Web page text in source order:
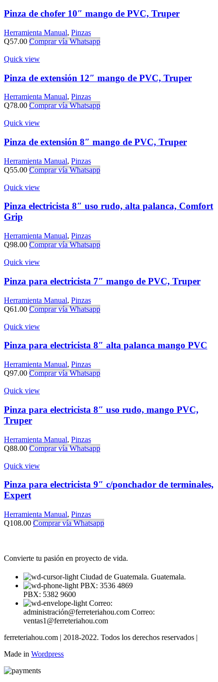
Pinza de chofer 10″ mango de PVC, Truper
Herramienta Manual, Pinzas
Q57.00 Comprar vía Whatsapp
Quick view
Pinza de extensión 12″ mango de PVC, Truper
Herramienta Manual, Pinzas
Q78.00 Comprar vía Whatsapp
Quick view
Pinza de extensión 8″ mango de PVC, Truper
Herramienta Manual, Pinzas
Q55.00 Comprar vía Whatsapp
Quick view
Pinza electricista 8″ uso rudo, alta palanca, Comfort
Grip
Herramienta Manual, Pinzas
Q98.00 Comprar vía Whatsapp
Quick view
Pinza para electricista 7″ mango de PVC, Truper
Herramienta Manual, Pinzas
Q61.00 Comprar vía Whatsapp
Quick view
Pinza para electricista 8″ alta palanca mango PVC
Herramienta Manual, Pinzas
Q97.00 Comprar vía Whatsapp
Quick view
Pinza para electricista 8″ uso rudo, mango PVC,
Truper
Herramienta Manual, Pinzas
Q88.00 Comprar vía Whatsapp
Quick view
Pinza para electricista 9″ c/ponchador de terminales,
Expert
Herramienta Manual, Pinzas
Q108.00 Comprar vía Whatsapp
Convierte tu pasión en proyecto de vida.
Ciudad de Guatemala. Guatemala.
PBX: 3536 4869
PBX: 5382 9600
Correo:
administración@ferreteriahou.com Correo:
ventas1@ferreteriahou.com
ferreteriahou.com | 2018-2022. Todos los derechos reservados |
Made in Wordpress